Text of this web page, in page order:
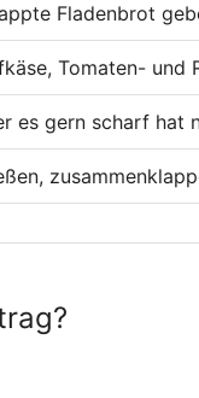
Fladenbrot
Tomaten- und
es gern scharf hat